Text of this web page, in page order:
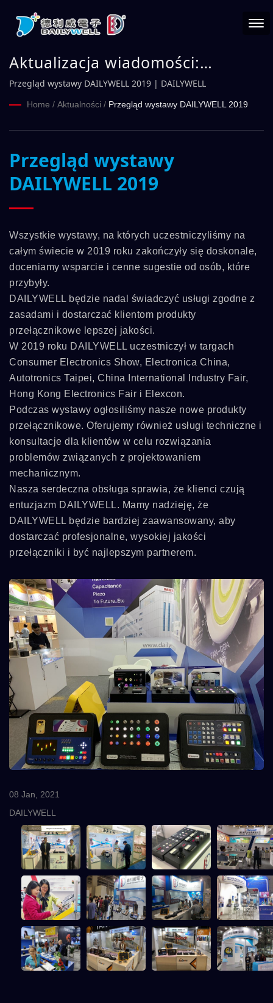
Aktualizacja wiadomości:
Przegląd wystawy DAILYWELL
2019 | DAILYWELL
Przegląd wystawy DAILYWELL 2019 | DAILYWELL
Home / Aktualności / Przegląd wystawy DAILYWELL 2019
Przegląd wystawy
DAILYWELL 2019
Wszystkie wystawy, na których uczestniczyliśmy na
całym świecie w 2019 roku zakończyły się doskonale,
doceniamy wsparcie i cenne sugestie od osób, które
przybyły.
DAILYWELL będzie nadal świadczyć usługi zgodne z
zasadami i dostarczać klientom produkty
przełącznikowe lepszej jakości.
W 2019 roku DAILYWELL uczestniczył w targach
Consumer Electronics Show, Electronica China,
Autotronics Taipei, China International Industry Fair,
Hong Kong Electronics Fair i Elexcon.
Podczas wystawy ogłosiliśmy nasze nowe produkty
przełącznikowe. Oferujemy również usługi techniczne i
konsultacje dla klientów w celu rozwiązania
problemów związanych z projektowaniem
mechanicznym.
Nasza serdeczna obsługa sprawia, że klienci czują
entuzjazm DAILYWELL. Mamy nadzieję, że
DAILYWELL będzie bardziej zaawansowany, aby
dostarczać profesjonalne, wysokiej jakości
przełączniki i być najlepszym partnerem.
08 Jan, 2021
DAILYWELL